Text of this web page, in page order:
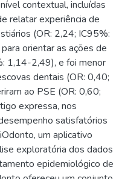
contextual, incluídas
relatar experiência de
(OR: 2,24; IC95%:
orientar as ações de
1,14-2,49), e foi menor
dentais (OR: 0,40;
ao PSE (OR: 0,60;
expressa, nos
satisfatórios
um aplicativo
exploratória dos dados
epidemiológico de